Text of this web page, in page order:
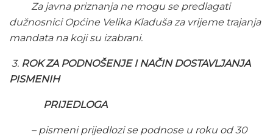
Za javna priznanja ne mogu se predlagati
dužnosnici Općine Velika Kladuša za vrijeme trajanja
mandata na koji su izabrani.
3. ROK ZA PODNOŠENJE I NAČIN DOSTAVLJANJA
PISMENIH
PRIJEDLOGA
– pismeni prijedlozi se podnose u roku od 30